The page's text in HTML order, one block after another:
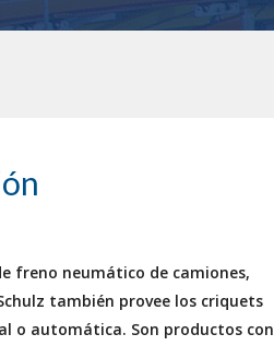
freno neumático de camiones,
también provee los criquets
o automática. Son productos con